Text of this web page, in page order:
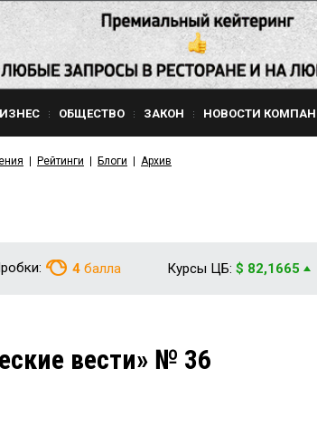
ОБЩЕСТВО ЗАКОН НОВОСТИ
Рейтинги Блоги Архив
4 балла Курсы ЦБ: $ 82,1665
вести» № 36